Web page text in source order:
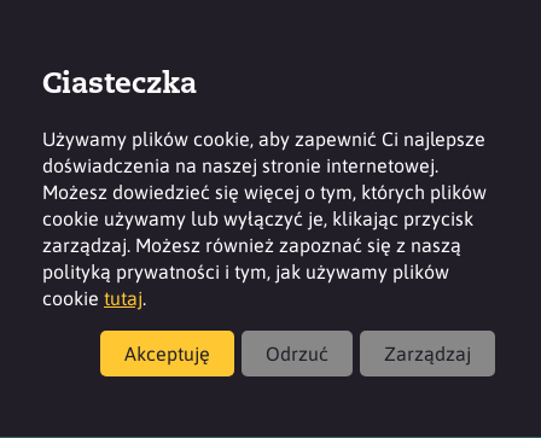
Produkty
SURFAC®CI 17200 DC
Ciasteczka
Używamy plików cookie, aby zapewnić Ci najlepsze
doświadczenia na naszej stronie internetowej.
Możesz dowiedzieć się więcej o tym, których plików
cookie używamy lub wyłączyć je, klikając przycisk
zarządzaj. Możesz również zapoznać się z naszą
polityką prywatności i tym, jak używamy plików
cookie tutaj.
Akceptuję Odrzuć Zarządzaj